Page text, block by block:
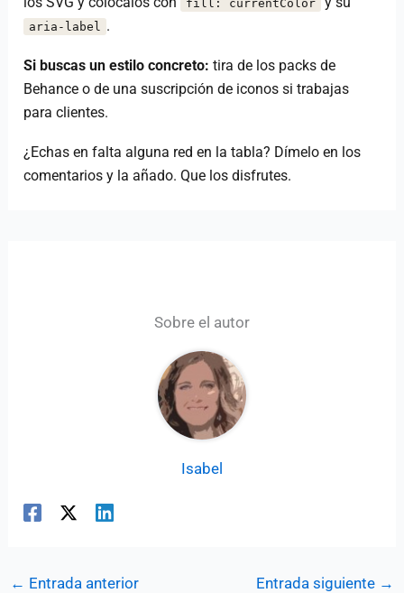
fill: currentColor
aria-label .
Si buscas un estilo concreto: tira de los packs de
Behance o de una suscripción de iconos si trabajas
para clientes.
¿Echas en falta alguna red en la tabla? Dímelo en los
comentarios y la añado. Que los disfrutes.
Sobre el autor
Isabel
← Entrada anterior Entrada siguiente →